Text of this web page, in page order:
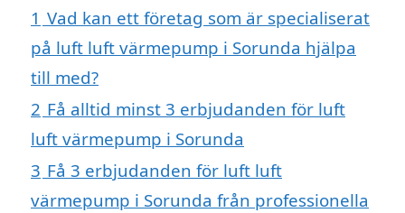
1 Vad kan ett företag som är specialiserat
på luft luft värmepump i Sorunda hjälpa
till med?
2 Få alltid minst 3 erbjudanden för luft
luft värmepump i Sorunda
3 Få 3 erbjudanden för luft luft
värmepump i Sorunda från professionella